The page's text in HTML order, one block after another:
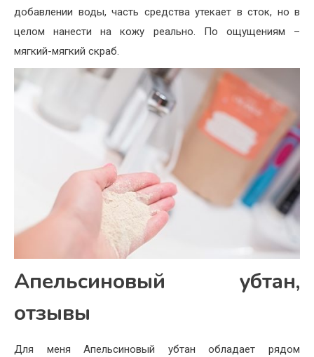
добавлении воды, часть средства утекает в сток, но в
целом нанести на кожу реально. По ощущениям –
мягкий-мягкий скраб.
Апельсиновый убтан,
отзывы
Для меня Апельсиновый убтан обладает рядом